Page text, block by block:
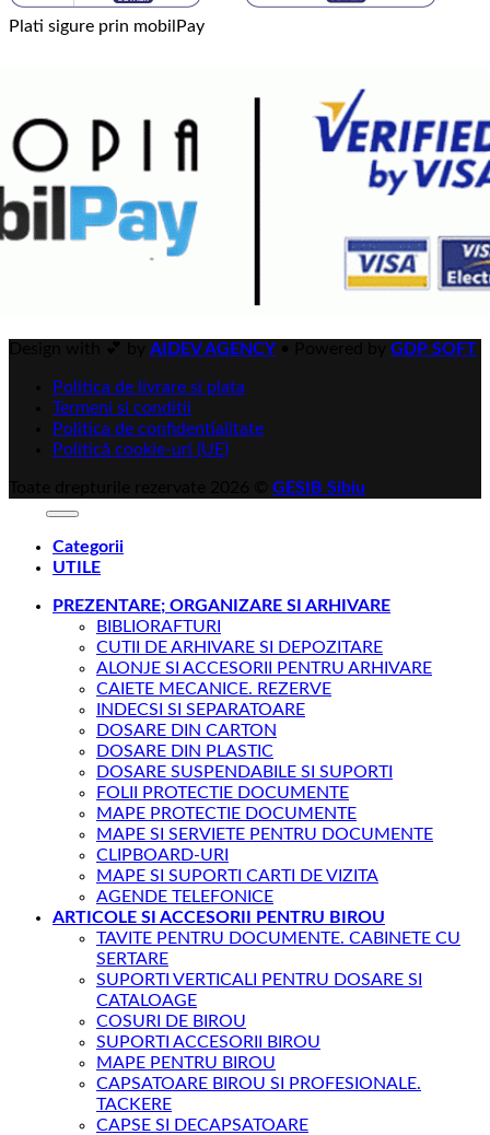
Plati sigure prin mobilPay
AIDEV AGENCY GDP SOFT
Politica de livrare si plata
Termeni si conditii
Politica de confidentialitate
Politică cookie-uri (UE)
GESIB Sibiu
Categorii
UTILE
PREZENTARE; ORGANIZARE SI ARHIVARE
BIBLIORAFTURI
CUTII DE ARHIVARE SI DEPOZITARE
ALONJE SI ACCESORII PENTRU ARHIVARE
CAIETE MECANICE. REZERVE
INDECSI SI SEPARATOARE
DOSARE DIN CARTON
DOSARE DIN PLASTIC
DOSARE SUSPENDABILE SI SUPORTI
FOLII PROTECTIE DOCUMENTE
MAPE PROTECTIE DOCUMENTE
MAPE SI SERVIETE PENTRU DOCUMENTE
CLIPBOARD-URI
MAPE SI SUPORTI CARTI DE VIZITA
AGENDE TELEFONICE
ARTICOLE SI ACCESORII PENTRU BIROU
TAVITE PENTRU DOCUMENTE. CABINETE CU
SERTARE
SUPORTI VERTICALI PENTRU DOSARE SI
CATALOAGE
COSURI DE BIROU
SUPORTI ACCESORII BIROU
MAPE PENTRU BIROU
CAPSATOARE BIROU SI PROFESIONALE.
TACKERE
CAPSE SI DECAPSATOARE